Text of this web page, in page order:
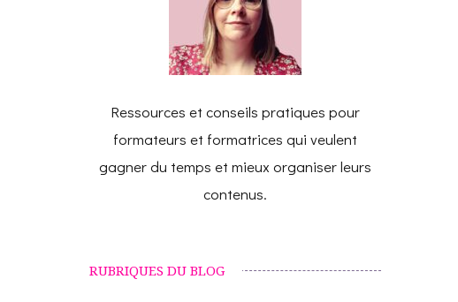
Ressources et conseils pratiques pour
formateurs et formatrices qui veulent
gagner du temps et mieux organiser leurs
contenus.
RUBRIQUES DU BLOG